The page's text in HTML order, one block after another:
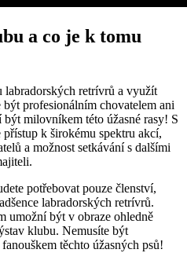
‌a ⁣co je k ‌tomu
labradorských retrívrů‍ a využít
profesionálním chovatelem ​ani
milovníkem​ této úžasné rasy! S
k širokému spektru‌ akcí,
a možnost setkávání⁣ s dalšími
potřebovat ‍pouze členství,
⁣labradorských retrívrů.
umožní být v obraze ohledně
klubu.​ Nemusíte být
těchto úžasných psů!